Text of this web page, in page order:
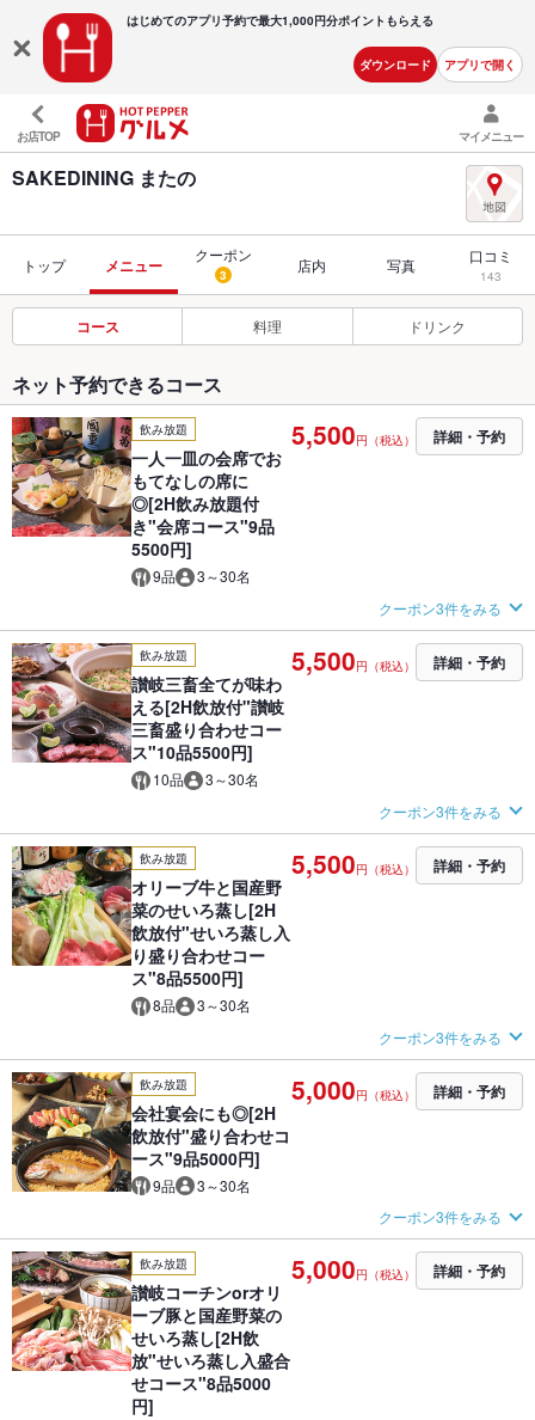
はじめてのアプリ予約で最大1,000円分ポイントもらえる
ダウンロード アプリで開く
お店TOP マイメニュー
SAKEDINING またの
トップ メニュー
クーポン
3 店内 写真 口コミ
143
コース 料理 ドリンク
ネット予約できるコース
飲み放題
一人一皿の会席でお
もてなしの席に
◎[2H飲み放題付
き"会席コース"9品
5500円]
9品 3～30名
5,500円（税込） 詳細・予約
クーポン3件をみる
飲み放題
讃岐三畜全てが味わ
える[2H飲放付"讃岐
三畜盛り合わせコー
ス"10品5500円]
10品 3～30名
5,500円（税込） 詳細・予約
クーポン3件をみる
飲み放題
オリーブ牛と国産野
菜のせいろ蒸し[2H
飲放付"せいろ蒸し入
り盛り合わせコー
ス"8品5500円]
8品 3～30名
5,500円（税込） 詳細・予約
クーポン3件をみる
飲み放題
会社宴会にも◎[2H
飲放付"盛り合わせコ
ース"9品5000円]
9品 3～30名
5,000円（税込） 詳細・予約
クーポン3件をみる
飲み放題
讃岐コーチンorオリ
ーブ豚と国産野菜の
せいろ蒸し[2H飲
放"せいろ蒸し入盛合
せコース"8品5000
円]
5,000円（税込） 詳細・予約